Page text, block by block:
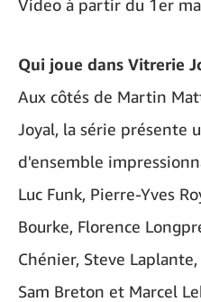
Video à partir du 1er
Qui joue dans Vitrerie
Aux côtés de Martin
Joyal, la série présente
d'ensemble
Luc Funk, Pierre-Yves
Bourke, Florence
Chénier, Steve
Sam Breton et Marcel